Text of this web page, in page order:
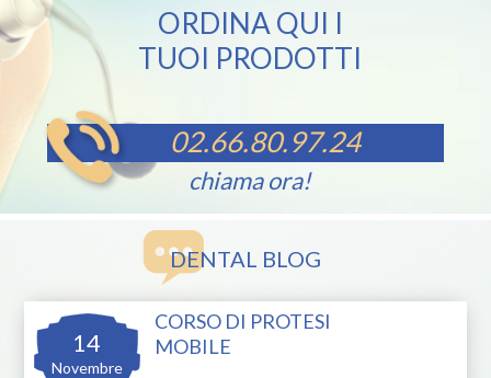
ORDINA QUI I
TUOI PRODOTTI
02.66.80.97.24
chiama ora!
DENTAL BLOG
14
Novembre
CORSO DI PROTESI
MOBILE